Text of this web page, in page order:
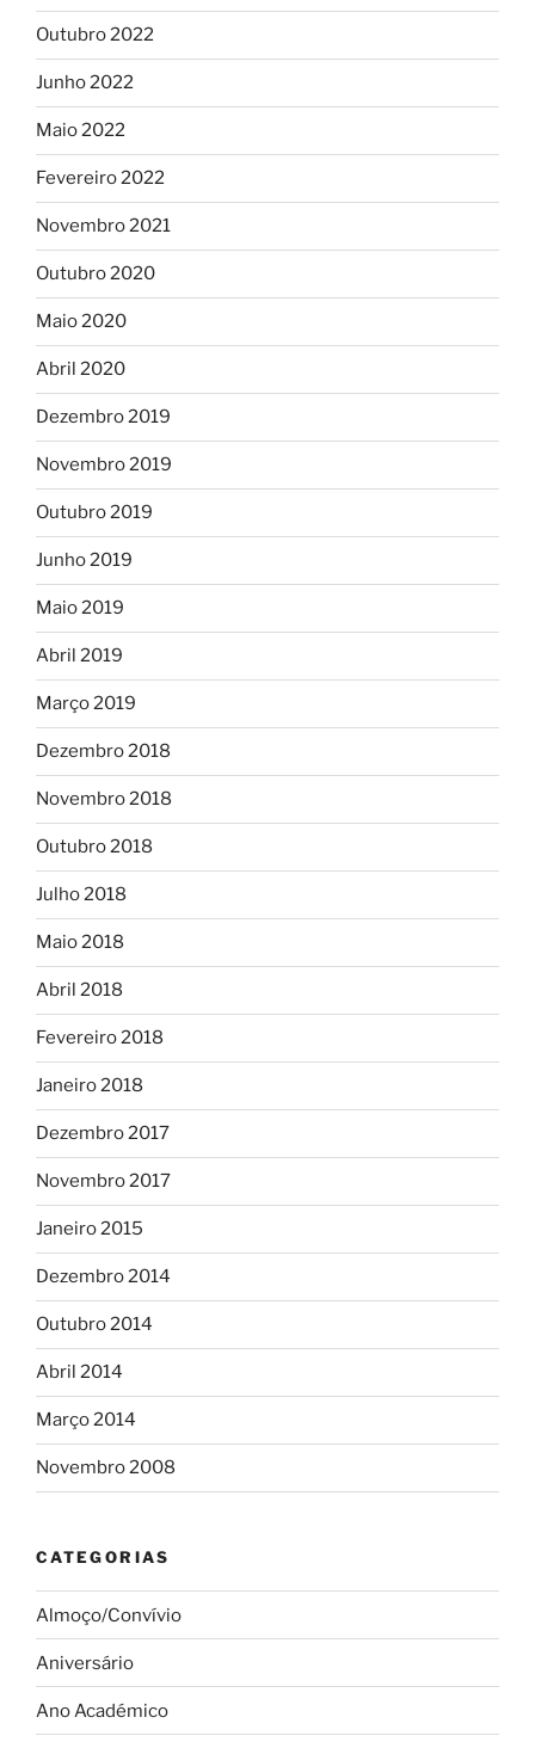
Outubro 2022
Junho 2022
Maio 2022
Fevereiro 2022
Novembro 2021
Outubro 2020
Maio 2020
Abril 2020
Dezembro 2019
Novembro 2019
Outubro 2019
Junho 2019
Maio 2019
Abril 2019
Março 2019
Dezembro 2018
Novembro 2018
Outubro 2018
Julho 2018
Maio 2018
Abril 2018
Fevereiro 2018
Janeiro 2018
Dezembro 2017
Novembro 2017
Janeiro 2015
Dezembro 2014
Outubro 2014
Abril 2014
Março 2014
Novembro 2008
CATEGORIAS
Almoço/Convívio
Aniversário
Ano Académico